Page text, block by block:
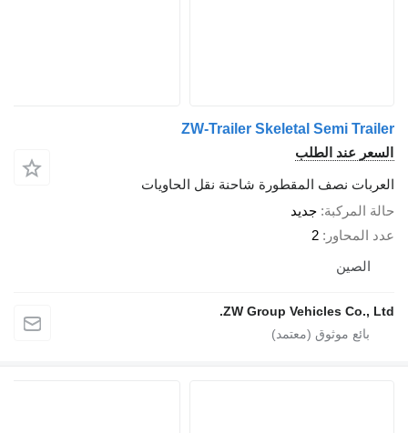
ZW-Trailer Skeletal Semi
عند الطلب
نصف المقطورة شاحنة نقل الحاويات
جديد
2
ZW Group Vehicles